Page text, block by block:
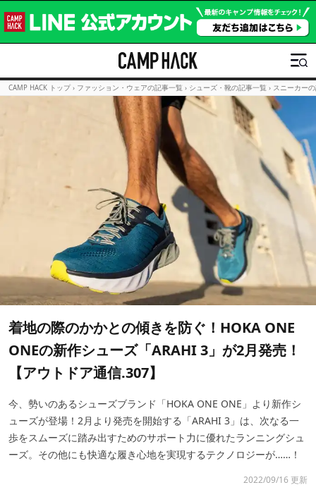
CAMP HACK トップ › ファッション・ウェアの記事一覧 › シューズ・靴の記事一覧 › スニーカー
着地の際のかかとの傾きを防ぐ！HOKA ONE
ONEの新作シューズ「ARAHI 3」が2月発売！
【アウトドア通信.307】
今、勢いのあるシューズブランド「HOKA ONE ONE」より新作シ
ューズが登場！2月より発売を開始する「ARAHI 3」は、次なる一
歩をスムーズに踏み出すためのサポート力に優れたランニングシュ
ーズ。その他にも快適な履き心地を実現するテクノロジーが……！
2022/09/16 更新